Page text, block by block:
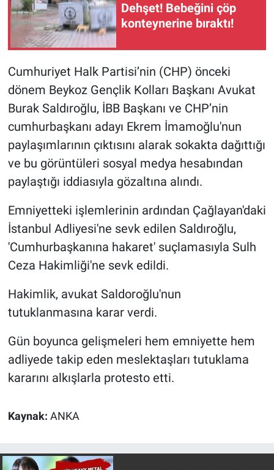
Dehşet! Bebeğini çöp
konteynerine bıraktı!
Cumhuriyet Halk Partisi’nin (CHP) önceki
dönem Beykoz Gençlik Kolları Başkanı Avukat
Burak Saldıroğlu, İBB Başkanı ve CHP’nin
cumhurbaşkanı adayı Ekrem İmamoğlu'nun
paylaşımlarının çıktısını alarak sokakta dağıttığı
ve bu görüntüleri sosyal medya hesabından
paylaştığı iddiasıyla gözaltına alındı.
Emniyetteki işlemlerinin ardından Çağlayan'daki
İstanbul Adliyesi'ne sevk edilen Saldıroğlu,
'Cumhurbaşkanına hakaret' suçlamasıyla Sulh
Ceza Hakimliği'ne sevk edildi.
Hakimlik, avukat Saldoroğlu'nun
tutuklanmasına karar verdi.
Gün boyunca gelişmeleri hem emniyette hem
adliyede takip eden meslektaşları tutuklama
kararını alkışlarla protesto etti.
Kaynak: ANKA
Haber
İlan
Kimdir
Koronavirüs
Kültür Sanat
Ne demişti
Popüler
Programlar
Sağlık
Teknoloji
Türkiye'nin Geleceği
Türkiye'nin Gündemi